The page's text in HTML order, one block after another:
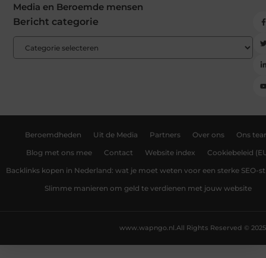
Media en Beroemde mensen
Bericht categorie
Beroemdheden Uit de Media Partners Over ons Ons
Blog met ons mee Contact Website index Cookiebeleid
Backlinks kopen in Nederland: wat je moet weten voor een sterke SEO-
Slimme manieren om geld te verdienen met jouw website
All Rights Reserved © 2025
www.wapngo.nl.